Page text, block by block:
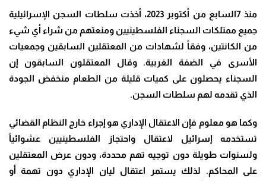
منذ 7السابع من أكتوبر 2023، أخذت سلطات السجن الإسرائيلية
جميع ممتلكات السجناء الفلسطينيين ومنعتهم من شراء أي شيء
من الكانتين، وفقاً لشهادات من المعتقلين السابقين وجمعيات
الأسرى في الضفة الغربية. وقال المعتقلون السابقون إن
السجناء يحصلون على كميات قليلة من الطعام منخفض الجودة
الذي تقدمه لهم سلطات السجن.
وكما هو معلوم فإن الاعتقال الإداري هو إجراء خارج النظام القضائي
تستخدمه إسرائيل لاعتقال واحتجاز الفلسطينيين عشوائياً
ولسنوات طويلة دون توجيه تهم محددة، ودون عرض المعتقلين
على المحاكم. لذلك يستمر اعتقال ليان الإداري دون تهمة أو